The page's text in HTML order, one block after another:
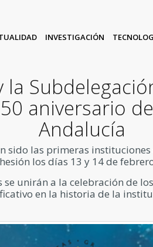
INVESTIGACIÓN
aniversario
Andalucía
sido las primeras
los días 13 y 14 de
unirán a la celebración de
en la historia de la